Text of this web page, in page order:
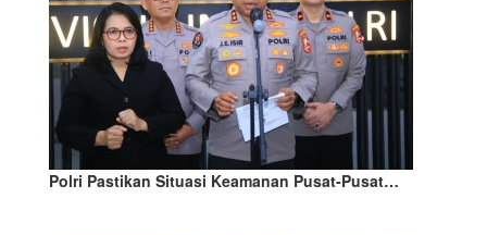
Polri Pastikan Situasi Keamanan Pusat-Pusat…